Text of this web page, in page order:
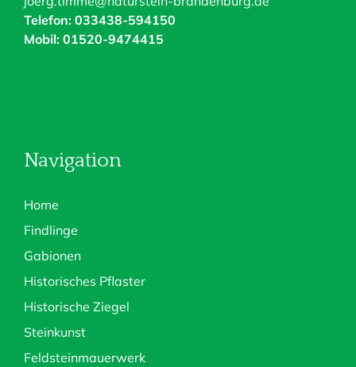
Telefon: 033438-594150
Mobil: 01520-9474415
Navigation
Home
Findlinge
Gabionen
Historisches Pflaster
Historische Ziegel
Steinkunst
Feldsteinmauerwerk